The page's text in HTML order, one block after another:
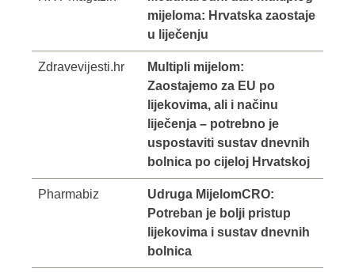
mijeloma: Hrvatska zaostaje
u liječenju
Zdravevijesti.hr
Multipli mijelom:
Zaostajemo za EU po
lijekovima, ali i načinu
liječenja – potrebno je
uspostaviti sustav dnevnih
bolnica po cijeloj Hrvatskoj
Pharmabiz
Udruga MijelomCRO:
Potreban je bolji pristup
lijekovima i sustav dnevnih
bolnica